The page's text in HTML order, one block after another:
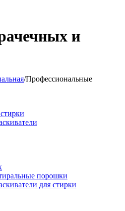
и
/Профессиональные
порошки
для стирки